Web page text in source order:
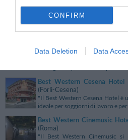
CONFIRM
Data Deletion Data
Best Western Brescia Est-
10 (Brescia)
Baroldo, 12 (Varese)
Best Western Cesena Hotel
(Forlì-Cesena)
"Il Best Western Cesena Hotel è
ideale per soggiorni di lavoro e
Best Western Cinemusic
(Roma)
"Il Best Western Cinemusic